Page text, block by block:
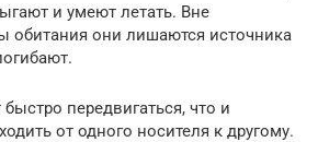
и умеют летать. Вне
обитания они лишаются источника
передвигаться, что и
от одного носителя к другому.